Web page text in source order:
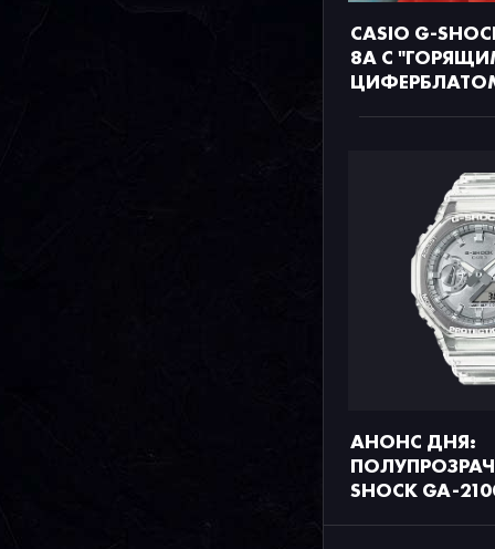
CASIO G-
8A С
АНОНС ДНЯ:
SHOCK GA-